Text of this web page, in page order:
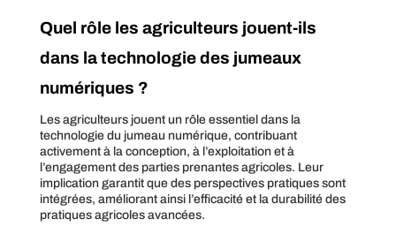
Quel rôle les agriculteurs jouent-ils
dans la technologie des jumeaux
numériques ?
Les agriculteurs jouent un rôle essentiel dans la
technologie du jumeau numérique, contribuant
activement à la conception, à l’exploitation et à
l’engagement des parties prenantes agricoles. Leur
implication garantit que des perspectives pratiques sont
intégrées, améliorant ainsi l’efficacité et la durabilité des
pratiques agricoles avancées.